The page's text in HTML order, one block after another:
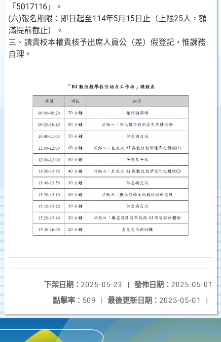
「5017116」。
(六)報名期限：即日起至114年5月15日止（上限25人，額
滿提前截止）。
三、請貴校本權責核予出席人員公（差）假登記，惟課務
自理。
發佈日期： 2025-05-01
下架日期： 2025-05-23
|
最後更新日期： 2025-05-01 |
點擊率： 509 |